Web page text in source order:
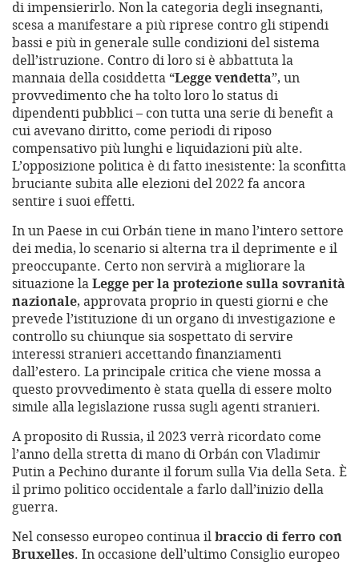
di impensierirlo. Non la categoria degli insegnanti,
scesa a manifestare a più riprese contro gli stipendi
bassi e più in generale sulle condizioni del sistema
dell’istruzione. Contro di loro si è abbattuta la
mannaia della cosiddetta “Legge vendetta”, un
provvedimento che ha tolto loro lo status di
dipendenti pubblici – con tutta una serie di benefit a
cui avevano diritto, come periodi di riposo
compensativo più lunghi e liquidazioni più alte.
L’opposizione politica è di fatto inesistente: la sconfitta
bruciante subita alle elezioni del 2022 fa ancora
sentire i suoi effetti.
In un Paese in cui Orbán tiene in mano l’intero settore
dei media, lo scenario si alterna tra il deprimente e il
preoccupante. Certo non servirà a migliorare la
situazione laLegge per la protezione sulla sovranità
nazionale, approvata proprio in questi giorni e che
prevede l’istituzione di un organo di investigazione e
controllo su chiunque sia sospettato di servire
interessi stranieri accettando finanziamenti
dall’estero. La principale critica che viene mossa a
questo provvedimento è stata quella di essere molto
simile alla legislazione russa sugli agenti stranieri.
A proposito di Russia, il 2023 verrà ricordato come
l’anno della stretta di mano di Orbán con Vladimir
Putin a Pechino durante il forum sulla Via della Seta. È
il primo politico occidentale a farlo dall’inizio della
guerra.
Nel consesso europeo continua ilbraccio di ferro con
Bruxelles. In occasione dell’ultimo Consiglio europeo